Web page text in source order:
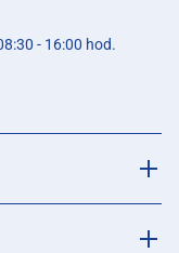
- 16:00 hod.